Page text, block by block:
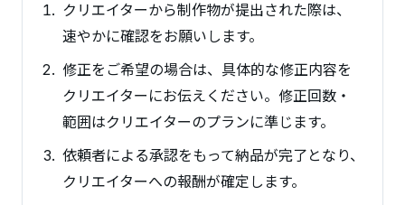
クリエイターから制作物が提出された際は、
速やかに確認をお願いします。
修正をご希望の場合は、具体的な修正内容を
クリエイターにお伝えください。修正回数・
範囲はクリエイターのプランに準じます。
依頼者による承認をもって納品が完了となり、
クリエイターへの報酬が確定します。